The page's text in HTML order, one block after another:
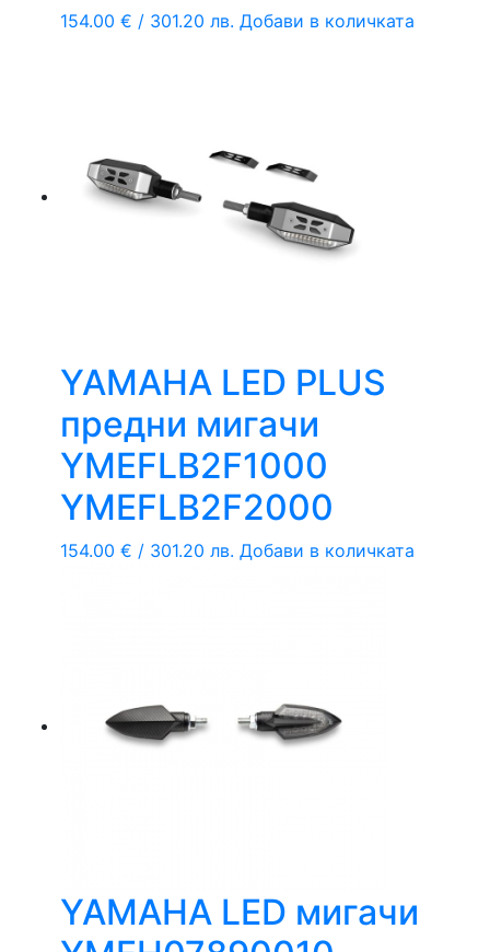
154.00 € / 301.20 лв. Добави в количката
YAMAHA LED PLUS
предни мигачи
YMEFLB2F1000
YMEFLB2F2000
154.00 € / 301.20 лв. Добави в количката
YAMAHA LED мигачи